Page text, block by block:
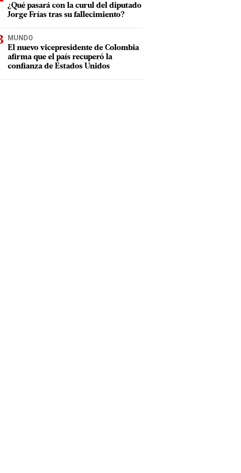
¿Qué pasará con la curul del diputado
Jorge Frías tras su fallecimiento?
MUNDO
El nuevo vicepresidente de Colombia
afirma que el país recuperó la
confianza de Estados Unidos